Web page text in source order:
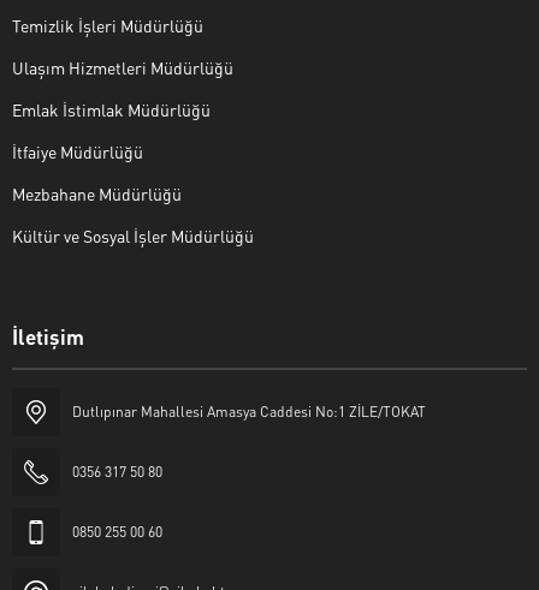
Temizlik İşleri Müdürlüğü
Ulaşım Hizmetleri Müdürlüğü
Emlak İstimlak Müdürlüğü
İtfaiye Müdürlüğü
Mezbahane Müdürlüğü
Kültür ve Sosyal İşler Müdürlüğü
İletişim
Dutlıpınar Mahallesi Amasya Caddesi No:1 ZİLE/TOKAT
0356 317 50 80
0850 255 00 60